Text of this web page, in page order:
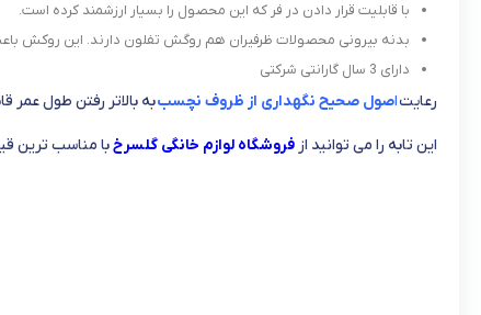
با قابلیت قرار دادن در فر که این محصول را بسیار ارزشمند کرده است.
بدنه بیرونی محصولات ظرفیران هم روگش تفلون دارند. این روکش
دارای 3 سال گارانتی شرکتی
رعایتاصول صحیح نگهداری از ظروف نچسببه بالاتر رفتن طول عمر
این تابه را می توانید از فروشگاه لوازم خانگی گلسرخبا مناسب ترین